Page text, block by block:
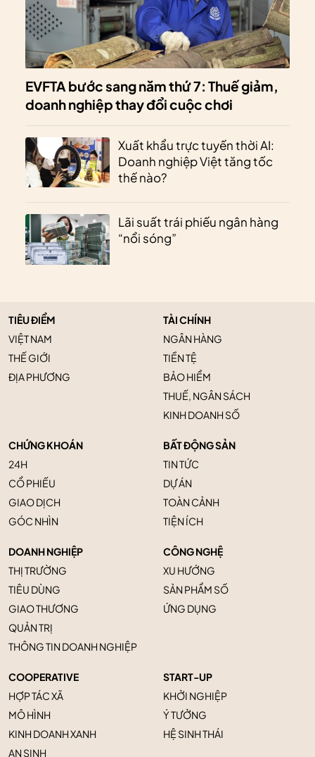
EVFTA bước sang năm thứ 7: Thuế giảm,
doanh nghiệp thay đổi cuộc chơi
Xuất khẩu trực tuyến thời AI:
Doanh nghiệp Việt tăng tốc
thế nào?
Lãi suất trái phiếu ngân hàng
“nổi sóng”
TIÊU ĐIỂM
VIỆT NAM
THẾ GIỚI
ĐỊA PHƯƠNG
TÀI CHÍNH
NGÂN HÀNG
TIỀN TỆ
BẢO HIỂM
THUẾ, NGÂN SÁCH
KINH DOANH SỐ
CHỨNG KHOÁN
24H
CỔ PHIẾU
GIAO DỊCH
GÓC NHÌN
BẤT ĐỘNG SẢN
TIN TỨC
DỰ ÁN
TOÀN CẢNH
TIỆN ÍCH
DOANH NGHIỆP
THỊ TRƯỜNG
TIÊU DÙNG
GIAO THƯƠNG
QUẢN TRỊ
THÔNG TIN DOANH NGHIỆP
CÔNG NGHỆ
XU HƯỚNG
SẢN PHẨM SỐ
ỨNG DỤNG
COOPERATIVE
HỢP TÁC XÃ
MÔ HÌNH
KINH DOANH XANH
AN SINH
START-UP
KHỞI NGHIỆP
Ý TƯỞNG
HỆ SINH THÁI